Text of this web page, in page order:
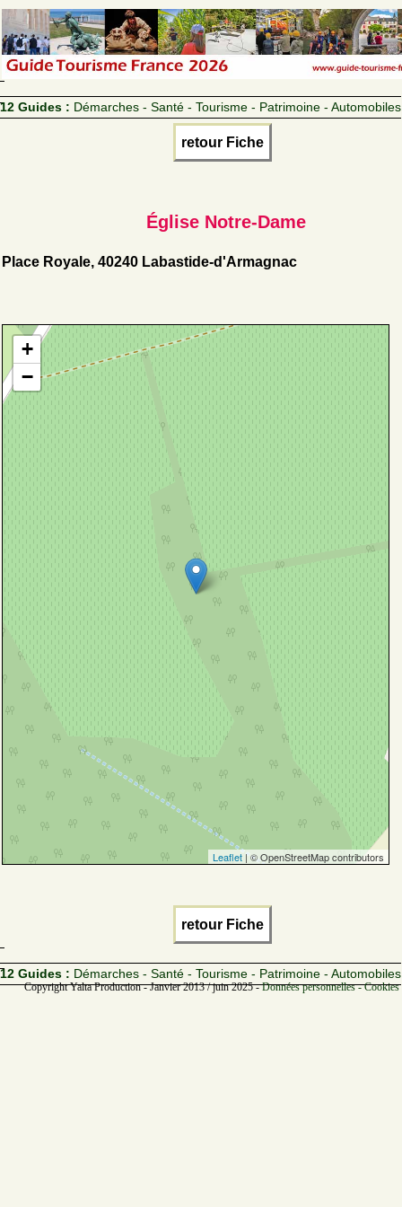
12 Guides : Démarches - Santé - Tourisme - Patrimoine - Automobiles
retour Fiche
Église Notre-Dame
Place Royale, 40240 Labastide-d'Armagnac
+
−
Leaflet | © OpenStreetMap contributors
retour Fiche
12 Guides : Démarches - Santé - Tourisme - Patrimoine - Automobiles
Copyright Yalta Production - Janvier 2013 / juin 2025 -Données personnelles -